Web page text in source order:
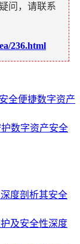
问，请联系
236.html
全便捷数字资产
数字资产安全
度剖析其安全
及安全性深度